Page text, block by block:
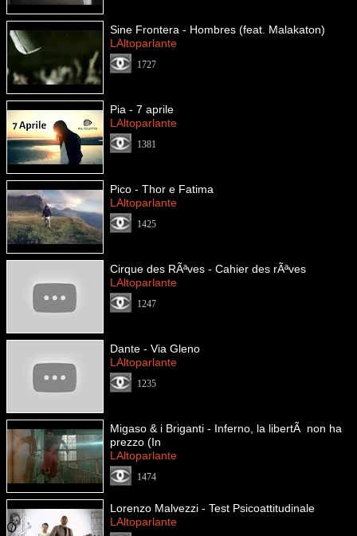
Sine Frontera - Hombres (feat. Malakaton)
LAltoparlante
1727
Pia - 7 aprile
LAltoparlante
1381
Pico - Thor e Fatima
LAltoparlante
1425
Cirque des RÃªves - Cahier des rÃªves
LAltoparlante
1247
Dante - Via Gleno
LAltoparlante
1235
Migaso & i Briganti - Inferno, la libertÃ non ha
prezzo (In
LAltoparlante
1474
Lorenzo Malvezzi - Test Psicoattitudinale
LAltoparlante